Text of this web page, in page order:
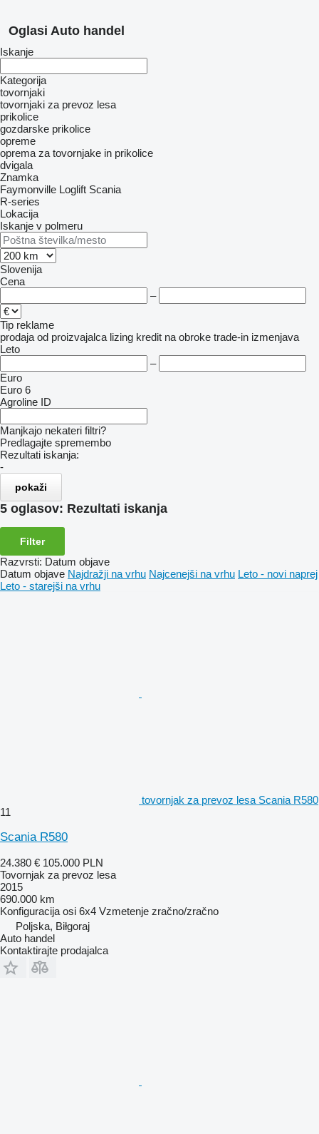
Oglasi Auto handel
Iskanje
Kategorija
tovornjaki
tovornjaki za prevoz lesa
prikolice
gozdarske prikolice
opreme
oprema za tovornjake in prikolice
dvigala
Znamka
Faymonville Loglift Scania
R-series
Lokacija
Iskanje v polmeru
Slovenija
Cena
–
Tip reklame
prodaja od proizvajalca lizing kredit na obroke trade-in izmenjava
Leto
–
Euro
Euro 6
Agroline ID
Manjkajo nekateri filtri?
Predlagajte spremembo
Rezultati iskanja:
-
pokaži
5 oglasov: Rezultati iskanja
Filter
Razvrsti: Datum objave
Datum objave Najdražji na vrhu Najcenejši na vrhu Leto - novi naprej
Leto - starejši na vrhu
tovornjak za prevoz lesa Scania R580
11
Scania R580
24.380 € 105.000 PLN
Tovornjak za prevoz lesa
2015
690.000 km
Konfiguracija osi 6x4 Vzmetenje zračno/zračno
Poljska, Biłgoraj
Auto handel
Kontaktirajte prodajalca